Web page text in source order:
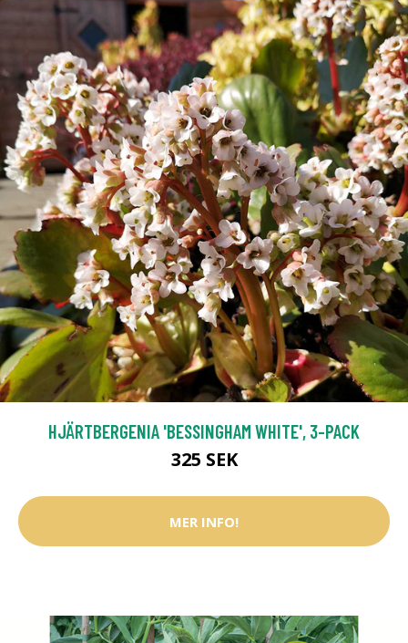
HJÄRTBERGENIA 'BESSINGHAM WHITE', 3-PACK
325 SEK
MER INFO!